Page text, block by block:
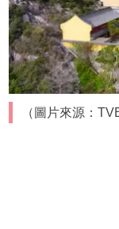
（圖片來源：